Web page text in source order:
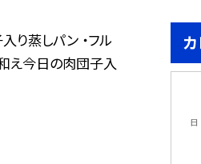
り蒸しパン ・フル
え今日の肉団子入
日